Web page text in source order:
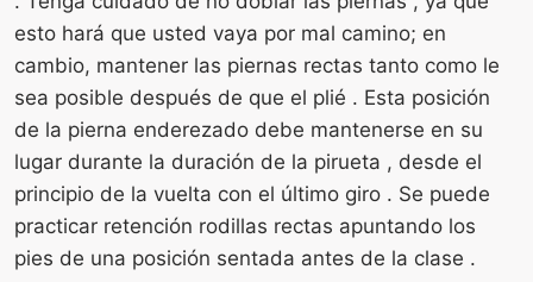
esto hará que usted vaya por mal camino; en
cambio, mantener las piernas rectas tanto como le
sea posible después de que el plié . Esta posición
de la pierna enderezado debe mantenerse en su
lugar durante la duración de la pirueta , desde el
principio de la vuelta con el último giro . Se puede
practicar retención rodillas rectas apuntando los
pies de una posición sentada antes de la clase .